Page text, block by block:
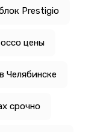
Prestigio
цены
Челябинске
срочно